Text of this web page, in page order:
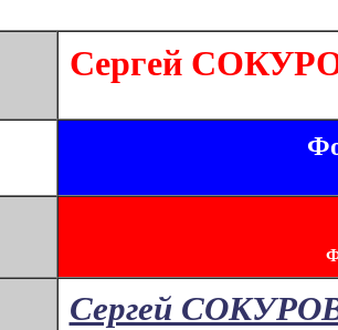
Сергей
Сергей